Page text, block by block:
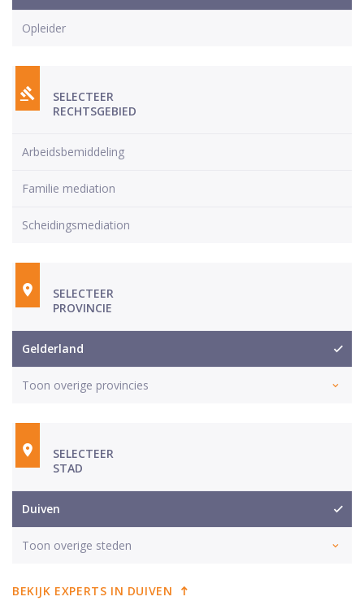
Opleider
SELECTEER
RECHTSGEBIED
Arbeidsbemiddeling
Familie mediation
Scheidingsmediation
SELECTEER
PROVINCIE
Gelderland
Toon overige provincies
SELECTEER
STAD
Duiven
Toon overige steden
BEKIJK EXPERTS IN DUIVEN